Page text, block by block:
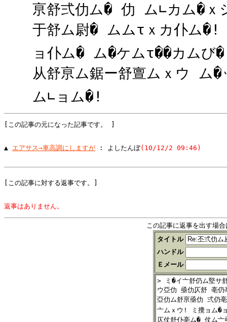
亰舒弍仂ム� 仂 ム∟カム�
于舒ム尉� ムムτｘカ仆ム
ョ仆ム� ム�ケムτ��カム
从舒亰ム鋸ー舒亶ムｘウ ム�
ム∟ョム�!
[この記事の元になった記事です。 ]
▲ エアサス→車高調にしますが : よしたんぼ(10/12/2 09:46)
[この記事に対する返事です。]
返事はありません。
この記事に返事を出す場
タイトル
ハンドル
Ｅメール